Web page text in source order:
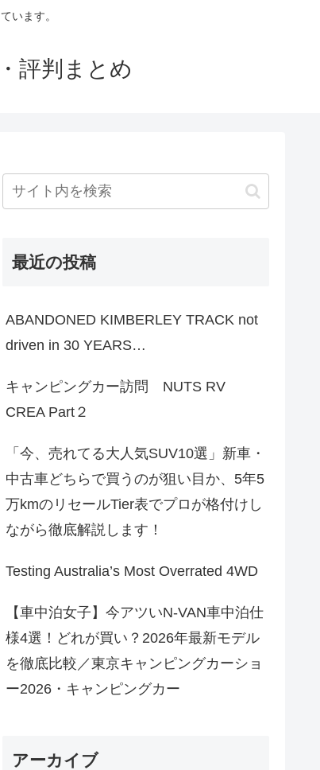
います。
評判まとめ
最近の投稿
ABANDONED KIMBERLEY TRACK not
driven in 30 YEARS…
キャンピングカー訪問 NUTS RV
CREA Part２
「今、売れてる大人気SUV10選」新車・
中古車どちらで買うのが狙い目か、5年5
万kmのリセールTier表でプロが格付けし
ながら徹底解説します！
Testing Australia’s Most Overrated 4WD
【車中泊女子】今アツいN-VAN車中泊仕
様4選！どれが買い？2026年最新モデル
を徹底比較／東京キャンピングカーショ
ー2026・キャンピングカー
アーカイブ